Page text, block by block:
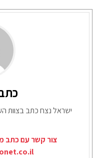
ישראל נצח כתב בצוות
צור קשר עם כתב